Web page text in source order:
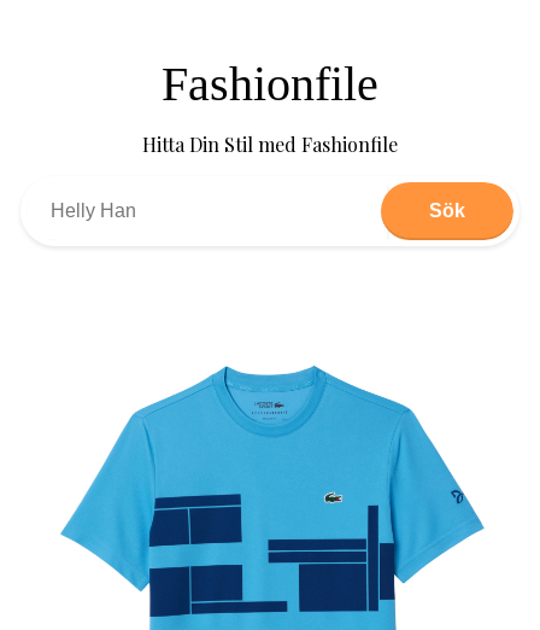
Fashionfile
Hitta Din Stil med Fashionfile
Sök